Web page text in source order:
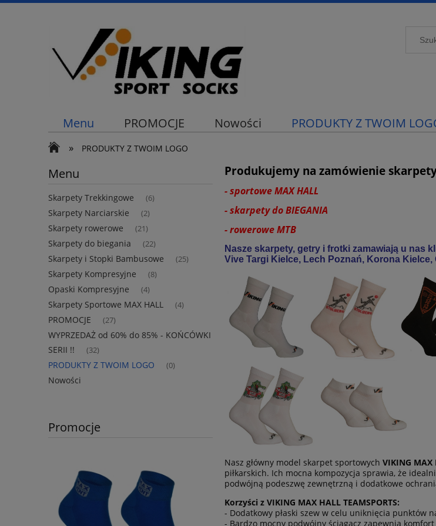
Menu PROMOCJE Nowości PRODUKTY Z TWOIM
» PRODUKTY Z TWOIM LOGO
Menu
Skarpety Trekkingowe (6)
Skarpety Narciarskie (2)
Skarpety rowerowe (21)
Skarpety do biegania (22)
Skarpety i Stopki Bambusowe (25)
Skarpety Kompresyjne (8)
Opaski Kompresyjne (4)
Skarpety Sportowe MAX HALL (4)
PROMOCJE (27)
WYPRZEDAŻ od 60% do 85% - KOŃCÓWKI
SERII !!
(32)
PRODUKTY Z TWOIM LOGO (0)
Nowości
Promocje
Produkujemy na zamówienie
- sportowe MAX HALL
- skarpety do BIEGANIA
- rowerowe MTB
Nasze skarpety, getry i frotki zamawiają u nas
Vive Targi Kielce, Lech Poznań, Korona
Nasz główny model skarpet sportowych VIKING MAX
piłkarskich. Ich mocna kompozycja sprawia, że
podwójną podeszwę zewnętrzną i dodatkowe
Korzyści z VIKING MAX HALL TEAMSPORTS:
- Dodatkowy płaski szew w celu uniknięcia punktów
- Bardzo mocny podwójny ściągacz zapewnia komfort